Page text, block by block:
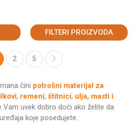
FILTERI PROIZVODA
2 5
čini potrošni materijal za
, remeni, štitnici, ulja, masti i
Vam uvek dobro doći ako želite da
koje posedujete.